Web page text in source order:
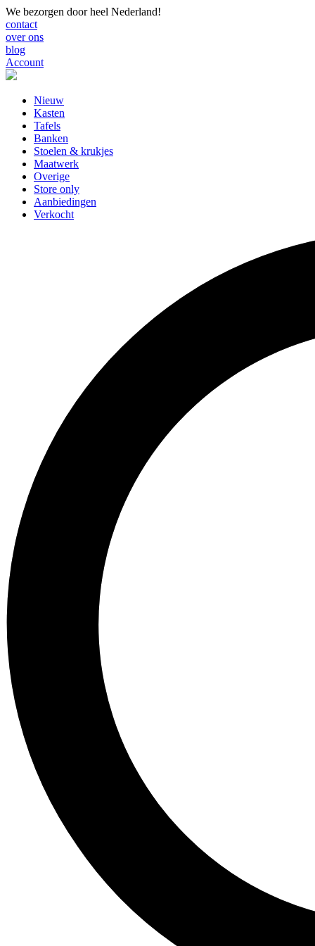
We bezorgen door heel Nederland!
contact
over ons
blog
Account
Nieuw
Kasten
Tafels
Banken
Stoelen & krukjes
Maatwerk
Overige
Store only
Aanbiedingen
Verkocht